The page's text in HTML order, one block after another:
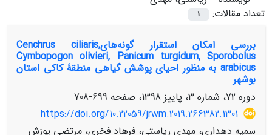
تعداد مقالات:
1
بررسی امکان استقرار گونه‌هایCenchrus ciliaris,
Cymbopogon olivieri, Panicum turgidum, Sporobolus
arabicus به منظور احیای پوشش گیاهی منطقۀ کاکی استان
بوشهر
دوره 72، شماره 3، پاییز 1398، صفحه
699-708
https://doi.org/10.22059/jrwm.2019.266382.1301
سمیه دهداری، مهدی ریاستی، فرهاد فخری، مرتضی پوزش